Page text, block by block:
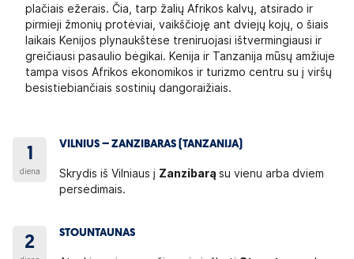
plačiais ežerais. Čia, tarp žalių Afrikos kalvų, atsirado ir
pirmieji žmonių protėviai, vaikščioję ant dviejų kojų, o šiais
laikais Kenijos plynaukštėse treniruojasi ištvermingiausi ir
greičiausi pasaulio bėgikai. Kenija ir Tanzanija mūsų amžiuje
tampa visos Afrikos ekonomikos ir turizmo centru su į viršų
besistiebiančiais sostinių dangoraižiais.
1
diena
VILNIUS – ZANZIBARAS (TANZANIJA)
Skrydis iš Vilniaus į Zanzibarąsu vienu arba dviem
persėdimais.
2
STOUNTAUNAS